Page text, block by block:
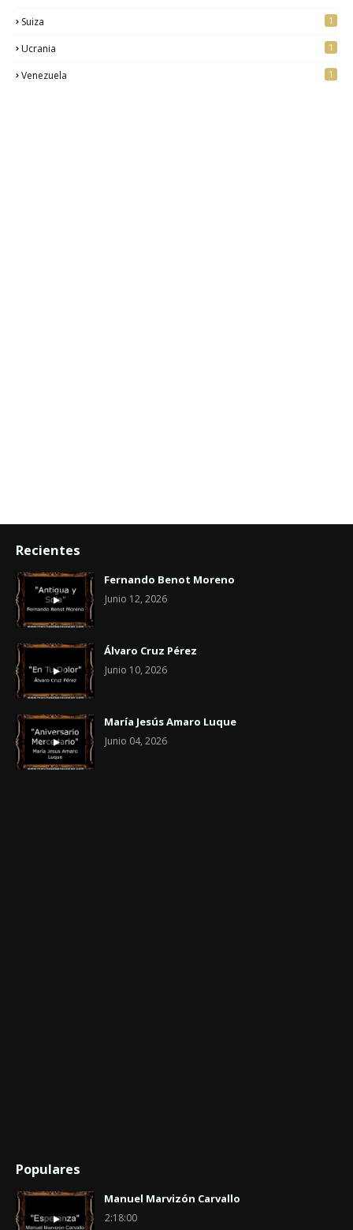
Suiza
1
Ucrania 1
Venezuela 1
Recientes
Fernando Benot Moreno
Junio 12, 2026
Álvaro Cruz Pérez
Junio 10, 2026
María Jesús Amaro Luque
Junio 04, 2026
Populares
Manuel Marvizón Carvallo
2:18:00